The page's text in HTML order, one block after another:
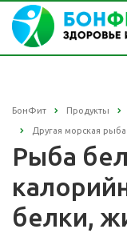
БонФит Продукты
Другая морская
Рыба
белки,